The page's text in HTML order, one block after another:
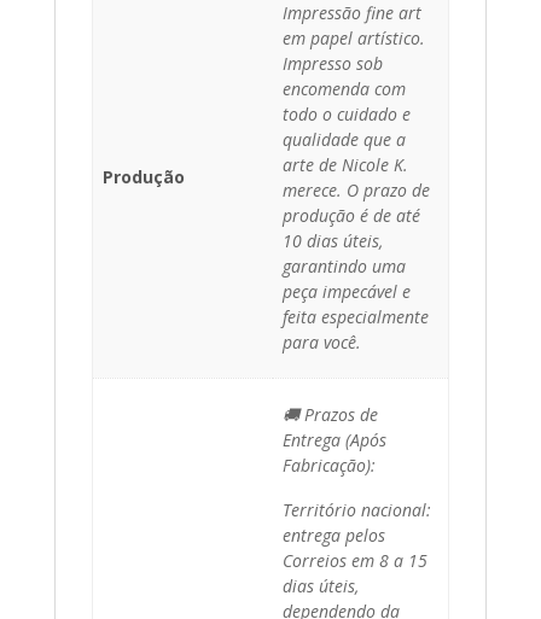
Produção
Impressão fine art
em papel artístico.
Impresso sob
encomenda com
todo o cuidado e
qualidade que a
arte de Nicole K.
merece. O prazo de
produção é de até
10 dias úteis,
garantindo uma
peça impecável e
feita especialmente
para você.
🚚 Prazos de
Entrega (Após
Fabricação):
Território nacional:
entrega pelos
Correios em 8 a 15
dias úteis,
dependendo da